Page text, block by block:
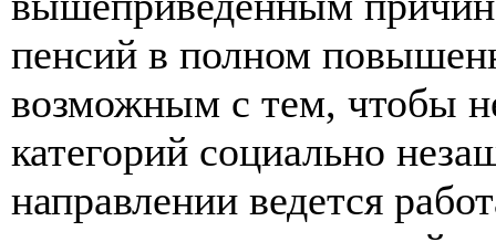
пенсий в полном
возможным с тем, чтобы
категорий социально
направлении ведется